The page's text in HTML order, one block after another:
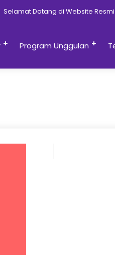
Selamat Datang di Website Resmi
Program Unggulan